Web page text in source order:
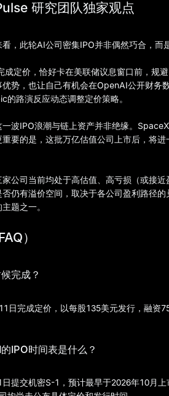
研究团队独家观点
，此轮AI公司密集IPO并非偶然巧合，而
成定价，恰好卡在美联储议息窗口前，规
势，也让自己有机会在OpenAI公开财务
路演反应动态调整定价策略。
波IPO浪潮与链上资产并非绝缘。
重要的是，这批万亿估值公司上市后，将
公司当前均处于高估值、高亏损（或接
仍有溢价空间，取决于各公司盈利路径
题之一。
）
完成？
日完成定价，以每股135美元发行，融资
IPO时间表是什么？
提交机密S-1，预计最早于2026年10月